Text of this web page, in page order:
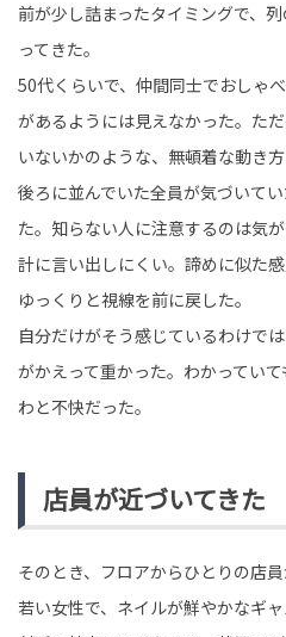
前が少し詰まったタイミングで、
ってきた。
50代くらいで、仲間同士でおしゃ
があるようには見えなかった。た
いないかのような、無頓着な動き方
後ろに並んでいた全員が気づいて
た。知らない人に注意するのは気
計に言い出しにくい。諦めに似た
ゆっくりと視線を前に戻した。
自分だけがそう感じているわけで
がかえって重かった。わかってい
わと不快だった。
店員が近づいてきた
そのとき、フロアからひとりの店
若い女性で、ネイルが鮮やかなギ